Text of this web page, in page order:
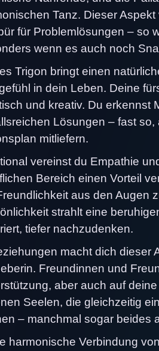
Tanz. Dieser
für Problemlösungen – so
wenn es auch noch
Trigon bringt einen
in dein Leben. Deine
und kreativ. Du erkennst
Lösungen – fast
mitliefern.
vereinst du Empathie
Bereich einen Vorteil
aus den Augen
strahlt eine
tiefer nachzudenken.
macht dich dieser
Freundinnen und
aber auch auf
Seelen, die gleichzeitig
– manchmal sogar beides
harmonische Verbindung